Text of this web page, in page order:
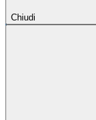
Chiudi